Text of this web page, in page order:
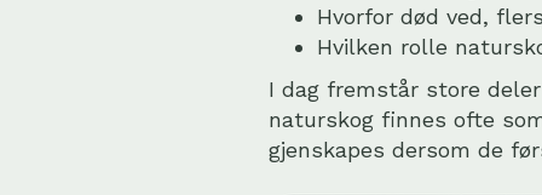
Hvorfor død ved,
Hvilken rolle
I dag fremstår store
naturskog finnes ofte
gjenskapes dersom de